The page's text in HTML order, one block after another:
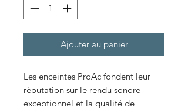
Ajouter au panier
Les enceintes ProAc fondent leur
réputation sur le rendu sonore
exceptionnel et la qualité de